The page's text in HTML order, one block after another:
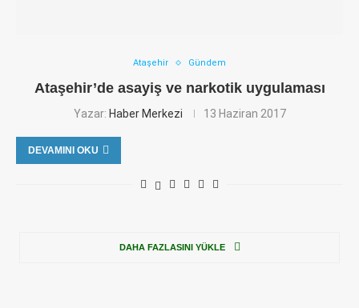
Ataşehir Gündem
Ataşehir’de asayiş ve narkotik uygulaması
Yazar: Haber Merkezi 13 Haziran 2017
DEVAMINI OKU
DAHA FAZLASINI YÜKLE